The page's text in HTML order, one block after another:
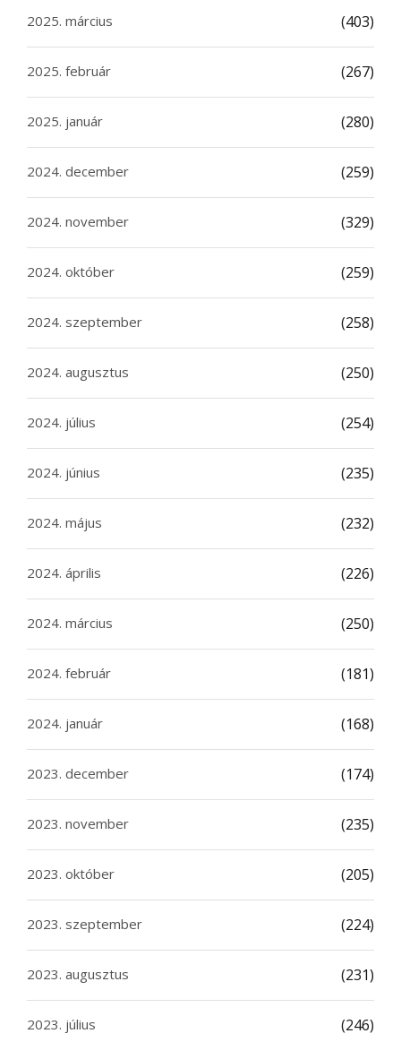
2025. március (403)
2025. február (267)
2025. január (280)
2024. december (259)
2024. november (329)
2024. október (259)
2024. szeptember (258)
2024. augusztus (250)
2024. július (254)
2024. június (235)
2024. május (232)
2024. április (226)
2024. március (250)
2024. február (181)
2024. január (168)
2023. december (174)
2023. november (235)
2023. október (205)
2023. szeptember (224)
2023. augusztus (231)
2023. július (246)